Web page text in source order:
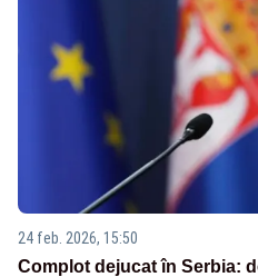
24 feb. 2026, 15:50
Complot dejucat în Serbia: